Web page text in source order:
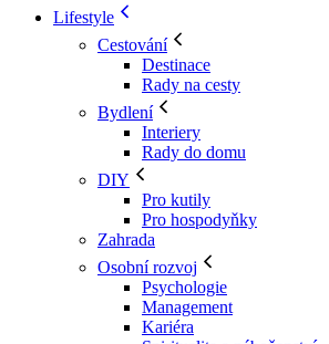
Lifestyle
Cestování
Destinace
Rady na cesty
Bydlení
Interiery
Rady do domu
DIY
Pro kutily
Pro hospodyňky
Zahrada
Osobní rozvoj
Psychologie
Management
Kariéra